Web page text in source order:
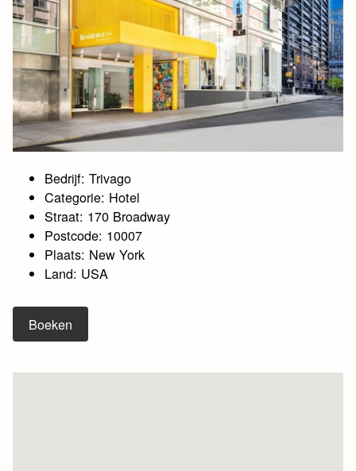
Bedrijf: Trivago
Categorie: Hotel
Straat: 170 Broadway
Postcode: 10007
Plaats: New York
Land: USA
Boeken